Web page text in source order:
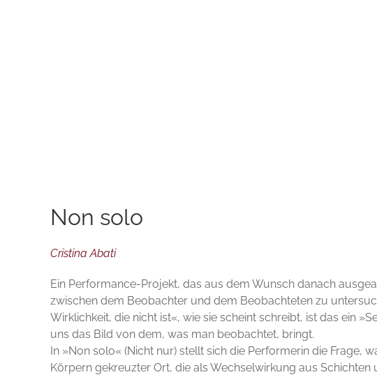
Non solo
Cristina Abati
Ein Performance-Projekt, das aus dem Wunsch danach
zwischen dem Beobachter und dem Beobachteten zu
Wirklichkeit, die nicht ist«, wie sie scheint schreibt, ist das ein
uns das Bild von dem, was man beobachtet, bringt.
In »Non solo« (Nicht nur) stellt sich die Performerin die Frage,
Körpern gekreuzter Ort, die als Wechselwirkung aus Schichten